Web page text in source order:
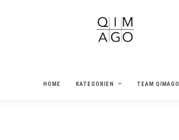
HOME KATEGORIEN TEAM QIMAGO